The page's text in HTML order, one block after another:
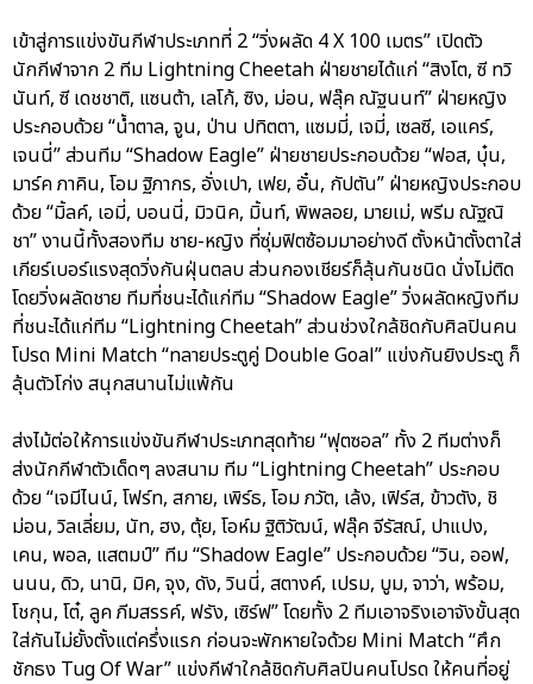
เข้าสู่การแข่งขันกีฬาประเภทที่ 2 “วิ่งผลัด 4 X 100 เมตร” เปิดตัว
นักกีฬาจาก 2 ทีม Lightning Cheetah ฝ่ายชายได้แก่ “สิงโต, ซี ทวิ
นันท์, ซี เดชชาติ, แซนต้า, เลโก้, ซิง, ม่อน, ฟลุ๊ค ณัฐนนท์” ฝ่ายหญิง
ประกอบด้วย “น้ำตาล, จูน, ป่าน ปทิตตา, แซมมี่, เจมี่, เซลซี, เอแคร์,
เจนนี่” ส่วนทีม “Shadow Eagle” ฝ่ายชายประกอบด้วย “ฟอส, บุ๋น,
มาร์ค ภาคิน, โอม ฐิภากร, อั่งเปา, เฟย, อั๋น, กัปตัน” ฝ่ายหญิงประกอบ
ด้วย “มิ้ลค์, เอมี่, บอนนี่, มิวนิค, มิ้นท์, พิพลอย, มายเม่, พรีม ณัฐณิ
ชา” งานนี้ทั้งสองทีม ชาย-หญิง ที่ซุ่มฟิตซ้อมมาอย่างดี ตั้งหน้าตั้งตาใส่
เกียร์เบอร์แรงสุดวิ่งกันฝุ่นตลบ ส่วนกองเชียร์ก็ลุ้นกันชนิด นั่งไม่ติด
โดยวิ่งผลัดชาย ทีมที่ชนะได้แก่ทีม “Shadow Eagle” วิ่งผลัดหญิงทีม
ที่ชนะได้แก่ทีม “Lightning Cheetah” ส่วนช่วงใกล้ชิดกับศิลปินคน
โปรด Mini Match “ทลายประตูคู่ Double Goal” แข่งกันยิงประตู ก็
ลุ้นตัวโก่ง สนุกสนานไม่แพ้กัน
ส่งไม้ต่อให้การแข่งขันกีฬาประเภทสุดท้าย “ฟุตซอล” ทั้ง 2 ทีมต่างก็
ส่งนักกีฬาตัวเด็ดๆ ลงสนาม ทีม “Lightning Cheetah” ประกอบ
ด้วย “เจมีไนน์, โฟร์ท, สกาย, เพิร์ธ, โอม ภวัต, เล้ง, เฟิร์ส, ข้าวตัง, ชิ
ม่อน, วิลเลี่ยม, นัท, ฮง, ตุ้ย, โอห์ม ฐิติวัฒน์, ฟลุ๊ค จีรัสณ์, ปาแปง,
เคน, พอล, แสตมป์” ทีม “Shadow Eagle” ประกอบด้วย “วิน, ออฟ,
นนน, ดิว, นานิ, มิค, จุง, ดัง, วินนี่, สตางค์, เปรม, บูม, จาว่า, พร้อม,
โชกุน, โต๋, ลูค ภีมสรรค์, ฟรัง, เซิร์ฟ” โดยทั้ง 2 ทีมเอาจริงเอาจังขั้นสุด
ใส่กันไม่ยั้งตั้งแต่ครึ่งแรก ก่อนจะพักหายใจด้วย Mini Match “ศึก
ชักธง Tug Of War” แข่งกีฬาใกล้ชิดกับศิลปินคนโปรด ให้คนที่อยู่